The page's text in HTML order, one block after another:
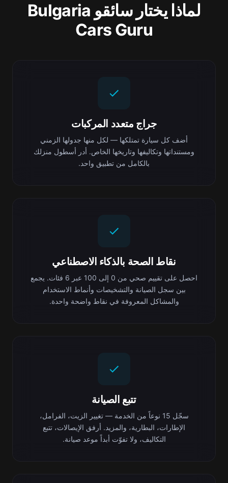
لماذا يختار سائقو Bulgaria
Cars Guru
جراج متعدد المركبات
أضف كل سيارة تمتلكها — لكل منها جدولها الزمني
ومستنداتها وتكاليفها وتاريخها الخاص. أدر أسطول منزلك
بالكامل من تطبيق واحد.
نقاط الصحة بالذكاء الاصطناعي
احصل على تقييم صحي من 0 إلى 100 عبر 6 فئات. يجمع
بين سجل الصيانة والتشخيصات وأنماط الاستخدام
والمشاكل المعروفة في نقاط واضحة واحدة.
تتبع الصيانة
سجّل 15 نوعاً من الخدمة — تغيير الزيت، الفرامل،
الإطارات، البطارية، والمزيد. أرفق الإيصالات، تتبع
التكاليف، ولا تفوّت أبداً موعد صيانة.